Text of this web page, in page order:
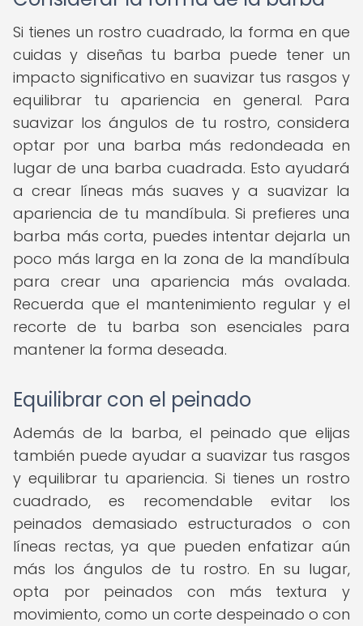
Si tienes un rostro cuadrado, la forma en que
cuidas y diseñas tu barba puede tener un
impacto significativo en suavizar tus rasgos y
equilibrar tu apariencia en general. Para
suavizar los ángulos de tu rostro, considera
optar por una barba más redondeada en
lugar de una barba cuadrada. Esto ayudará
a crear líneas más suaves y a suavizar la
apariencia de tu mandíbula. Si prefieres una
barba más corta, puedes intentar dejarla un
poco más larga en la zona de la mandíbula
para crear una apariencia más ovalada.
Recuerda que el mantenimiento regular y el
recorte de tu barba son esenciales para
mantener la forma deseada.
Equilibrar con el peinado
Además de la barba, el peinado que elijas
también puede ayudar a suavizar tus rasgos
y equilibrar tu apariencia. Si tienes un rostro
cuadrado, es recomendable evitar los
peinados demasiado estructurados o con
líneas rectas, ya que pueden enfatizar aún
más los ángulos de tu rostro. En su lugar,
opta por peinados con más textura y
movimiento, como un corte despeinado o con